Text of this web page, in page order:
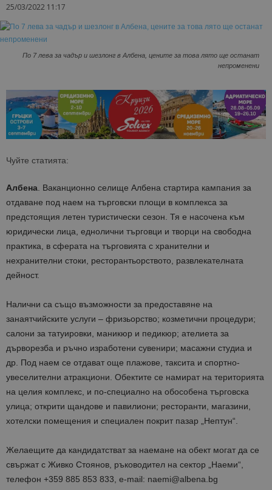
25/03/2022 11:17
По 7 лева за чадър и шезлонг в Албена, цените за това лято ще останат
непроменени
Чуйте статията:
Албена. Ваканционно селище Албена стартира кампания за
отдаване под наем на търговски площи в комплекса за
предстоящия летен туристически сезон. Тя е насочена към
юридически лица, еднолични търговци и творци на свободна
практика, в сферата на търговията с хранителни и
нехранителни стоки, ресторантьорството, развлекателната
дейност.
Налични са също възможности за предоставяне на
занаятчийските услуги – фризьорство; козметични процедури;
салони за татуировки, маникюр и педикюр; ателиета за
дърворезба и ръчно изработени сувенири; масажни студиа и
др. Под наем се отдават още плажове, таксита и спортно-
увеселителни атракциони. Обектите се намират на територията
на целия комплекс, и по-специално на обособена търговска
улица; открити щандове и павилиони; ресторанти, магазини,
хотелски помещения и специален покрит пазар „Нептун“.
Желаещите да кандидатстват за наемане на обект могат да се
свържат с Живко Стоянов, ръководител на сектор „Наеми“,
телефон +359 885 853 833, e-mail: naemi@albena.bg